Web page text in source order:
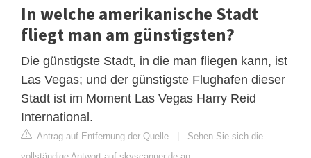
In welche amerikanische Stadt
fliegt man am günstigsten?
Die günstigste Stadt, in die man fliegen kann, ist
Las Vegas; und der günstigste Flughafen dieser
Stadt ist im Moment Las Vegas Harry Reid
International.
Antrag auf Entfernung der Quelle | Sehen Sie sich die